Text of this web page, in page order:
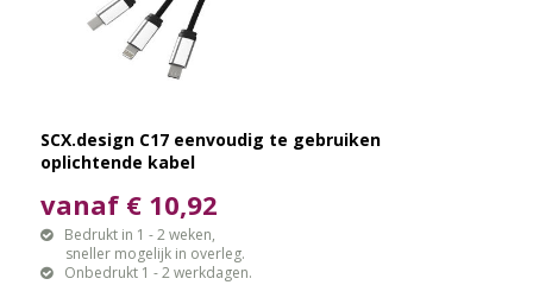
SCX.design C17 eenvoudig te gebruiken
oplichtende kabel
vanaf € 10,92
Bedrukt in 1 - 2 weken,
sneller mogelijk in overleg.
Onbedrukt 1 - 2 werkdagen.